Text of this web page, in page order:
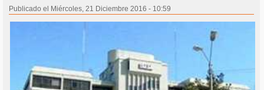
Publicado el Miércoles, 21 Diciembre 2016 - 10:59